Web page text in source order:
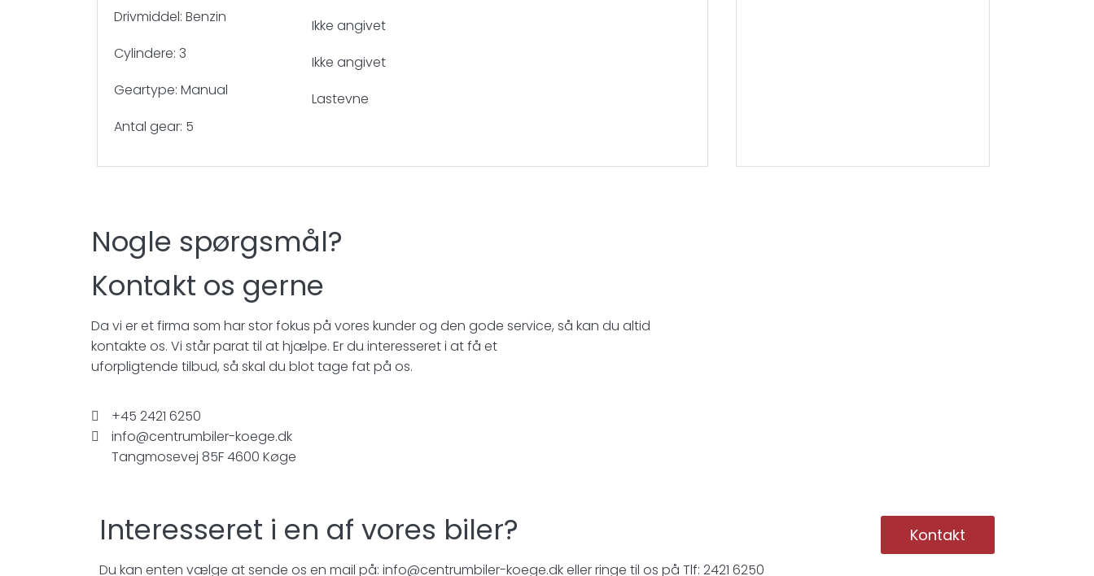
Drivmiddel: Benzin
Cylindere: 3
Geartype: Manual
Antal gear: 5
Ikke angivet
Ikke angivet
Lastevne
Nogle spørgsmål?
Kontakt os gerne
Da vi er et firma som har stor fokus på vores kunder og den gode service, så kan du altid
kontakte os. Vi står parat til at hjælpe. Er du interesseret i at få et
uforpligtende tilbud, så skal du blot tage fat på os.
+45 2421 6250
info@centrumbiler-koege.dk
Tangmosevej 85F 4600 Køge
Interesseret i en af vores biler?
Du kan enten vælge at sende os en mail på: info@centrumbiler-koege.dk eller ringe til os på Tlf: 2421 6250
Kontakt